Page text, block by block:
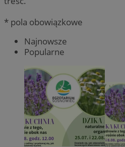
* pola obowiązkowe
Najnowsze
Popularne